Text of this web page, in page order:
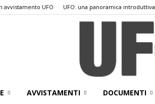
avvistamento UFO UFO: una panoramica introduttiva
AVVISTAMENTI DOCUMENTI